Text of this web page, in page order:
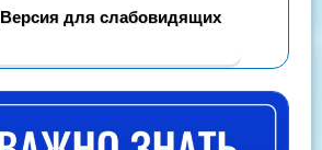
Версия для слабовидящих